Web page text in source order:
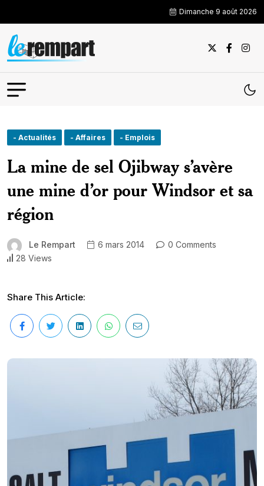
Dimanche 9 août 2026
- Actualités - Affaires - Emplois
La mine de sel Ojibway s’avère
une mine d’or pour Windsor et sa
région
Le Rempart 6 mars 2014
0 Comments
28 Views
Share This Article: